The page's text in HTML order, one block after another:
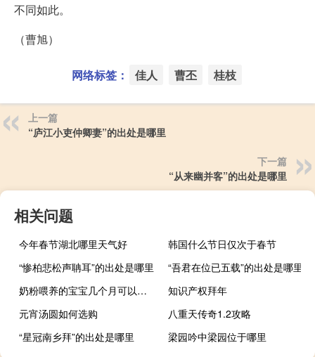
不同如此。
（曹旭）
网络标签： 佳人 曹丕 桂枝
上一篇
“庐江小吏仲卿妻”的出处是哪里
下一篇
“从来幽并客”的出处是哪里
相关问题
今年春节湖北哪里天气好
韩国什么节日仅次于春节
“惨柏悲松声聃耳”的出处是哪里
“吾君在位已五载”的出处是哪里
奶粉喂养的宝宝几个月可以吃米粉（宝宝几个月可以吃米粉）
知识产权拜年
元宵汤圆如何选购
八重天传奇1.2攻略
“星冠南乡拜”的出处是哪里
梁园吟中梁园位于哪里